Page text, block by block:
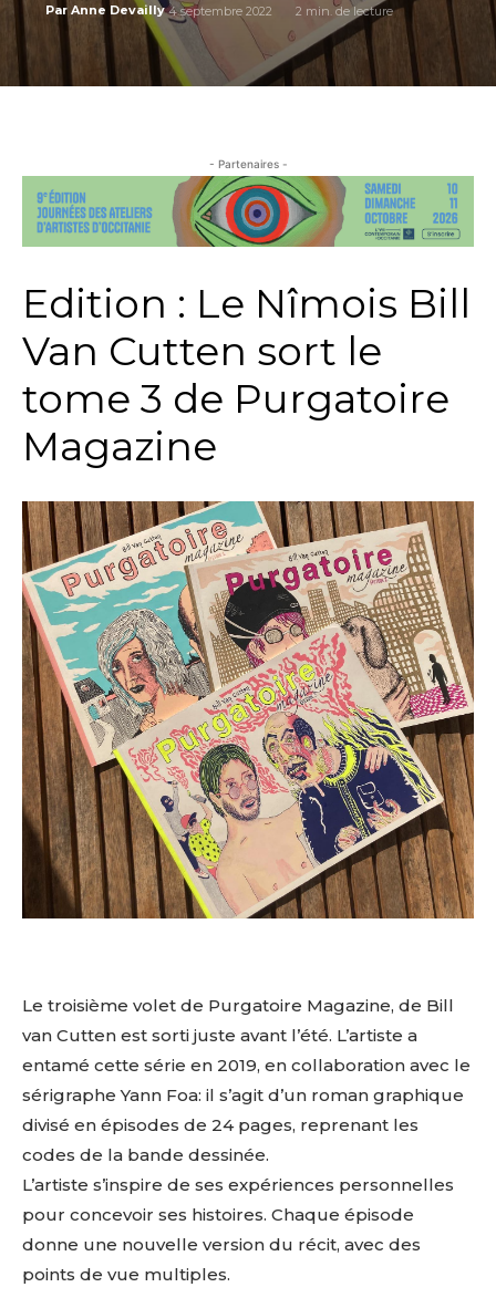
Par Anne Devailly 4 septembre 2022 2 min. de lecture
- Partenaires -
Edition : Le Nîmois Bill
Van Cutten sort le
tome 3 de Purgatoire
Magazine
Le troisième volet de Purgatoire Magazine, de Bill
van Cutten est sorti juste avant l’été. L’artiste a
entamé cette série en 2019, en collaboration avec le
sérigraphe Yann Foa: il s’agit d’un roman graphique
divisé en épisodes de 24 pages, reprenant les
codes de la bande dessinée.
L’artiste s’inspire de ses expériences personnelles
pour concevoir ses histoires. Chaque épisode
donne une nouvelle version du récit, avec des
points de vue multiples.